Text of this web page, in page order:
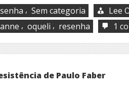
, Sem categoria
Lee
, oqueli , resenha 1
de Paulo Faber